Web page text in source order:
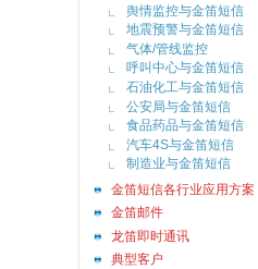
舆情监控与金笛短信
地震预警与金笛短信
气体/管线监控
呼叫中心与金笛短信
石油化工与金笛短信
公安局与金笛短信
食品药品与金笛短信
汽车4S与金笛短信
制造业与金笛短信
金笛短信各行业应用方案
金笛邮件
龙笛即时通讯
典型客户